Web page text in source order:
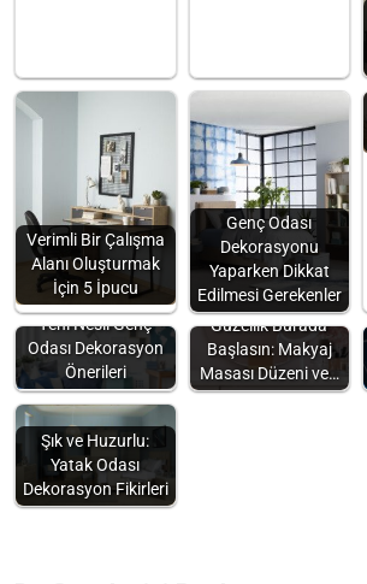
Verimli Bir Çalışma
Alanı Oluşturmak
İçin 5 İpucu
Genç Odası
Dekorasyonu
Yaparken Dikkat
Edilmesi Gerekenler
Yeni Nesil Genç
Odası Dekorasyon
Önerileri
Güzellik Burada
Başlasın: Makyaj
Masası Düzeni ve…
Şık ve Huzurlu:
Yatak Odası
Dekorasyon Fikirleri